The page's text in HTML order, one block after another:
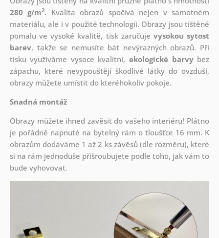
280 g/m2. Kvalita obrazů spočívá nejen v samotném
materiálu, ale i v použité technologii. Obrazy jsou tištěné
pomalu ve vysoké kvalitě, tisk zaručuje vysokou sytost
barev, takže se nemusíte bát nevýrazných obrazů. Při
tisku využíváme vysoce kvalitní,ekologické barvybez
zápachu, které nevypouštějí škodlivé látky do ovzduší,
obrazy můžete umístit do kteréhokoliv pokoje.
Snadná montáž
Obrazy můžete ihned zavěsit do vašeho interiéru! Plátno
je pořádně napnuté na bytelný rám o tloušťce 16 mm. K
obrazům dodáváme 1 až 2 ks závěsů (dle rozměru), které
si na rám jednoduše přišroubujete podle toho, jak vám to
bude vyhovovat.